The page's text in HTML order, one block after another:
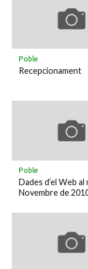
Poble
Recepcionament
Poble
Dades d’el Web al
Novembre de